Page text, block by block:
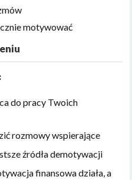
motywować
do pracy Twoich
rozmowy wspierające
źródła demotywacji
finansowa działa, a